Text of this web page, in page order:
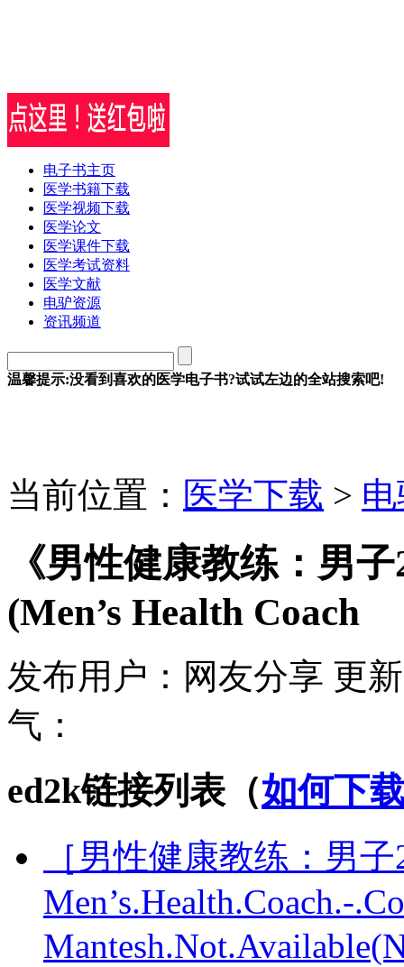
电子书主页
医学书籍下载
医学视频下载
医学论文
医学课件下载
医学考试资料
医学文献
电驴资源
资讯频道
温馨提示:没看到喜欢的医学电子书?试试左边的全站搜索吧!
当前位置： 医学下载 >
《男性健康教练：男
(Men’s Health Coach
发布用户： 网友分享 更
气：
ed2k链接列表（如何下
［男性健康教练：男
Men’s.Health.Coach.-